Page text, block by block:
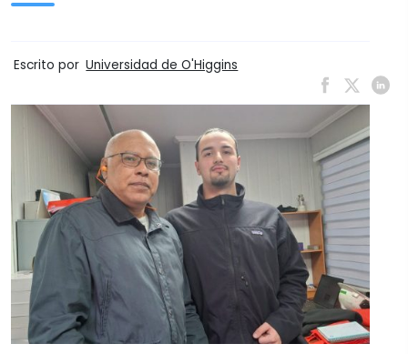
Escrito por Universidad de O'Higgins